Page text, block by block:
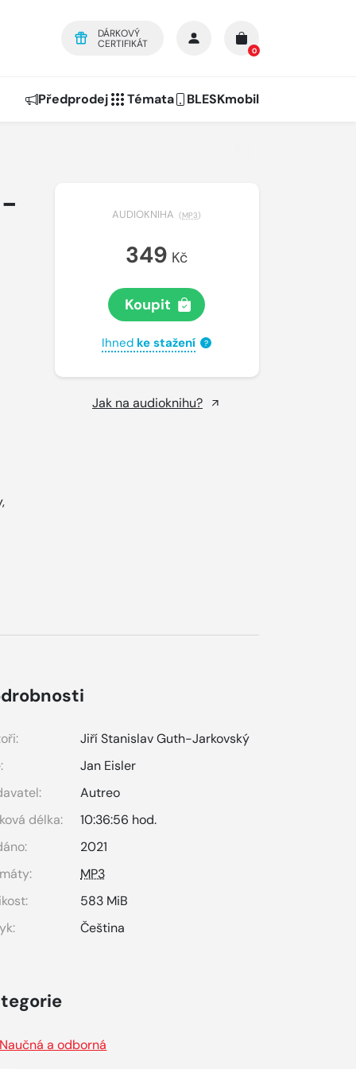
DÁRKOVÝ
CERTIFIKÁT
0
Předprodej Témata BLESKmobil
AUDIOKNIHA (MP3)
349 Kč
Koupit
Ihned ke stažení ?
Jak na audioknihu?
Jiří Stanislav Guth-Jarkovský
Jan Eisler
Autreo
délka:
10:36:56 hod.
2021
MP3
583 MiB
Čeština
Naučná a odborná